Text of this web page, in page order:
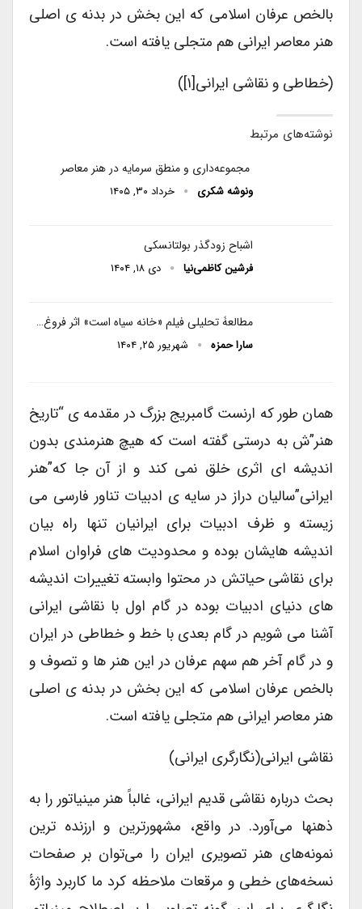
بالخص عرفان اسلامی که این بخش در بدنه ی اصلی
هنر معاصر ایرانی هم متجلی یافته است.
(خطاطی و نقاشی ایرانی[۱])
نوشته‌های مرتبط
مجموعه‌داری و منطق سرمایه در هنر معاصر
ونوشه شکری خرداد ۳۰, ۱۴۰۵
اشباح زودگذر بولتانسکی
فرشین کاظمی‌نیا دی ۱۸, ۱۴۰۴
مطالعۀ تحلیلی فیلم «خانه سیاه است» اثر فروغ…
سارا حمزه شهریور ۲۵, ۱۴۰۴
همان طور که ارنست گامبریج بزرگ در مقدمه ی “تاریخ
هنر”ش به درستی گفته است که هیچ هنرمندی بدون
اندیشه ای اثری خلق نمی کند و از آن جا که”هنر
ایرانی”سالیان دراز در سایه ی ادبیات تناور فارسی می
زیسته و ظرف ادبیات برای ایرانیان تنها راه بیان
اندیشه هایشان بوده و محدودیت های فراوان اسلام
برای نقاشی حیاتش در محتوا وابسته تغییرات اندیشه
های دنیای ادبیات بوده در گام اول با نقاشی ایرانی
آشنا می شویم در گام بعدی با خط و خطاطی در ایران
و در گام آخر هم سهم عرفان در این هنر ها و تصوف و
بالخص عرفان اسلامی که این بخش در بدنه ی اصلی
هنر معاصر ایرانی هم متجلی یافته است.
نقاشی ایرانی(نگارگری ایرانی)
بحث درباره نقاشی قدیم ایرانی، غالباً هنر مینیاتور را به
ذهنها می‌آورد. در واقع، مشهورترین و ارزنده ترین
نمونه‌های هنر تصویری ایران را می‌توان بر صفحات
نسخه‌های خطی و مرقعات ملاحظه کرد ما کاربرد واژهٔ